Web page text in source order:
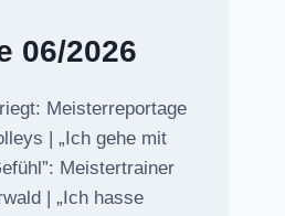
06/2026
Meisterreportage
| „Ich gehe mit
Meistertrainer
| „Ich hasse